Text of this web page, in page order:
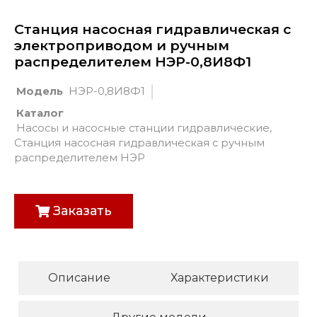
Станция насосная гидравлическая с
электроприводом и ручным
распределителем НЭР-0,8И8Ф1
Модель
НЭР-0,8И8Ф1
Каталог
Насосы и насосные станции гидравлические,
Станция насосная гидравлическая с ручным
распределителем НЭР
Заказать
Описание Характеристики